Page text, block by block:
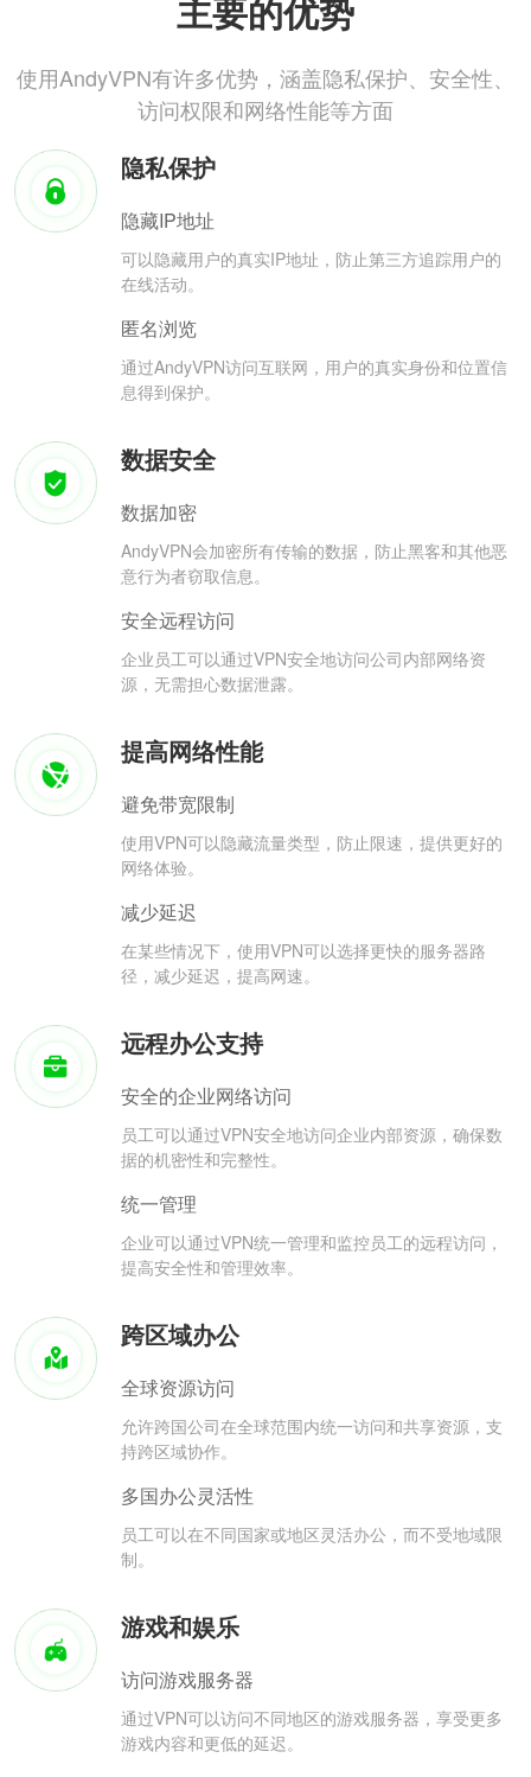
主要的优势
使用AndyVPN有许多优势，涵盖隐私保护、安全性、
访问权限和网络性能等方面
隐私保护
隐藏IP地址
可以隐藏用户的真实IP地址，防止第三方追踪用户的
在线活动。
匿名浏览
通过AndyVPN访问互联网，用户的真实身份和位置信
息得到保护。
数据安全
数据加密
AndyVPN会加密所有传输的数据，防止黑客和其他恶
意行为者窃取信息。
安全远程访问
企业员工可以通过VPN安全地访问公司内部网络资
源，无需担心数据泄露。
提高网络性能
避免带宽限制
使用VPN可以隐藏流量类型，防止限速，提供更好的
网络体验。
减少延迟
在某些情况下，使用VPN可以选择更快的服务器路
径，减少延迟，提高网速。
远程办公支持
安全的企业网络访问
员工可以通过VPN安全地访问企业内部资源，确保数
据的机密性和完整性。
统一管理
企业可以通过VPN统一管理和监控员工的远程访问，
提高安全性和管理效率。
跨区域办公
全球资源访问
允许跨国公司在全球范围内统一访问和共享资源，支
持跨区域协作。
多国办公灵活性
员工可以在不同国家或地区灵活办公，而不受地域限
制。
游戏和娱乐
访问游戏服务器
通过VPN可以访问不同地区的游戏服务器，享受更多
游戏内容和更低的延迟。